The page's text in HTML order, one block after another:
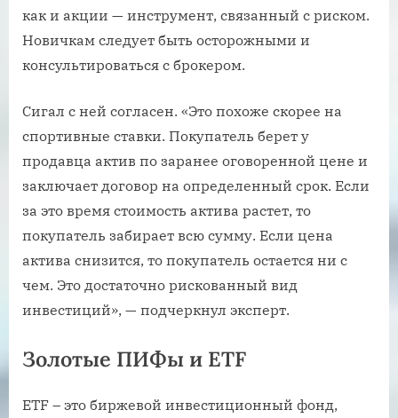
как и акции — инструмент, связанный с риском.
Новичкам следует быть осторожными и
консультироваться с брокером.
Сигал с ней согласен. «Это похоже скорее на
спортивные ставки. Покупатель берет у
продавца актив по заранее оговоренной цене и
заключает договор на определенный срок. Если
за это время стоимость актива растет, то
покупатель забирает всю сумму. Если цена
актива снизится, то покупатель остается ни с
чем. Это достаточно рискованный вид
инвестиций», — подчеркнул эксперт.
Золотые ПИФы и ETF
ETF – это биржевой инвестиционный фонд,